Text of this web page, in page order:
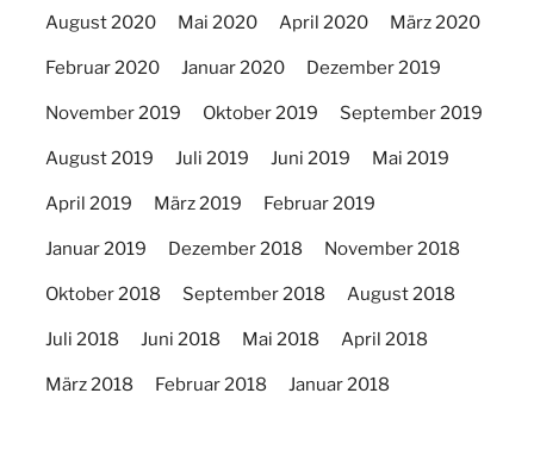
August 2020 Mai 2020 April 2020 März 2020
Februar 2020 Januar 2020 Dezember 2019
November 2019 Oktober 2019 September 2019
August 2019 Juli 2019 Juni 2019 Mai 2019
April 2019 März 2019 Februar 2019
Januar 2019 Dezember 2018 November 2018
Oktober 2018 September 2018 August 2018
Juli 2018 Juni 2018 Mai 2018 April 2018
März 2018 Februar 2018 Januar 2018